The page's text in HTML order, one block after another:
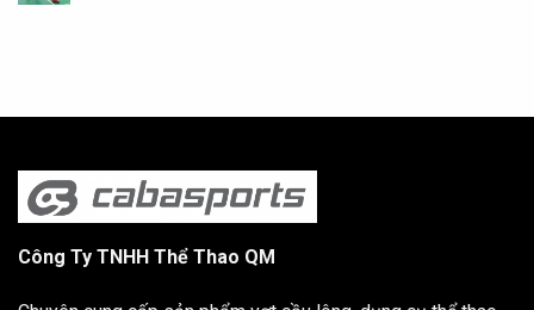
Công Ty TNHH Thể Thao QM